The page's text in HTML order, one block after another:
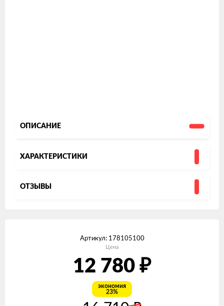
ОПИСАНИЕ
ХАРАКТЕРИСТИКИ
ОТЗЫВЫ
Артикул: 178105100
Цена
12 780 ₽
экономия
23%